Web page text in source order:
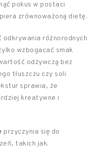
pokus w postaci
zrównoważoną dietę.
różnorodnych
wzbogacać smak
odżywczą bez
tłuszczu czy soli.
sprawia, że
kreatywne i
przyczynia się do
takich jak: